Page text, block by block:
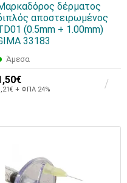
δέρματος
αποστειρωμένος
(0.5mm + 1.00mm)
33183
Άμεσα
+ ΦΠΑ 24%